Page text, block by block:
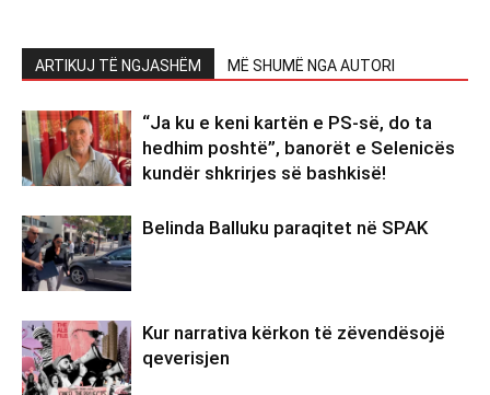
ARTIKUJ TË NGJASHËM MË SHUMË NGA AUTORI
“Ja ku e keni kartën e PS-së, do ta
hedhim poshtë”, banorët e Selenicës
kundër shkrirjes së bashkisë!
Belinda Balluku paraqitet në SPAK
Kur narrativa kërkon të zëvendësojë
qeverisjen